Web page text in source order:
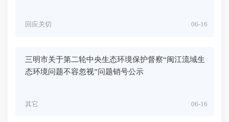
06-16
回应关切
三明市关于第二轮中央生态环境保护督察“闽江流域生
态环境问题不容忽视”问题销号公示
06-16
其它